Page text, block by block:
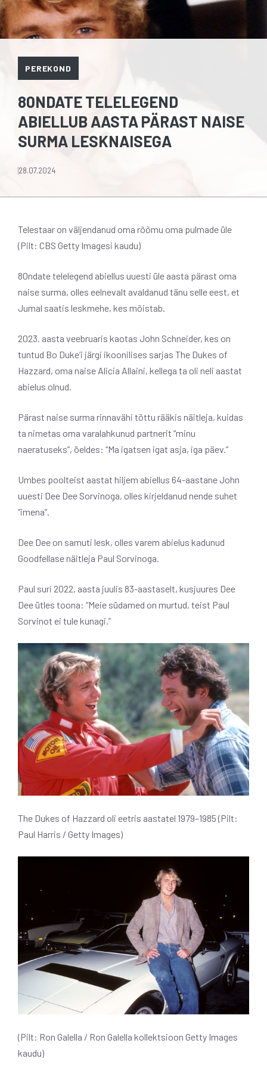
PEREKOND
80NDATE TELELEGEND
ABIELLUB AASTA PÄRAST NAISE
SURMA LESKNAISEGA
28.07.2024
Telestaar on väljendanud oma rõõmu oma pulmade üle
(Pilt: CBS Getty Imagesi kaudu)
80ndate telelegend abiellus uuesti üle aasta pärast oma
naise surma, olles eelnevalt avaldanud tänu selle eest, et
Jumal saatis leskmehe, kes mõistab.
2023. aasta veebruaris kaotas John Schneider, kes on
tuntud Bo Duke’i järgi ikoonilises sarjas The Dukes of
Hazzard, oma naise Alicia Allaini, kellega ta oli neli aastat
abielus olnud.
Pärast naise surma rinnavähi tõttu rääkis näitleja, kuidas
ta nimetas oma varalahkunud partnerit “minu
naeratuseks”, öeldes: “Ma igatsen igat asja, iga päev.”
Umbes poolteist aastat hiljem abiellus 64-aastane John
uuesti Dee Dee Sorvinoga, olles kirjeldanud nende suhet
“imena”.
Dee Dee on samuti lesk, olles varem abielus kadunud
Goodfellase näitleja Paul Sorvinoga.
Paul suri 2022. aasta juulis 83-aastaselt, kusjuures Dee
Dee ütles toona: “Meie südamed on murtud, teist Paul
Sorvinot ei tule kunagi.”
The Dukes of Hazzard oli eetris aastatel 1979–1985 (Pilt:
Paul Harris / Getty Images)
(Pilt: Ron Galella / Ron Galella kollektsioon Getty Images
kaudu)